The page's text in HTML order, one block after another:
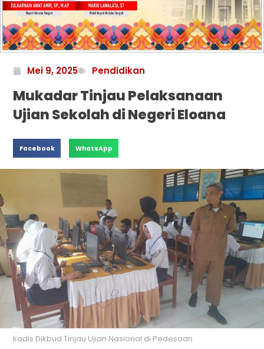
Mei 9, 2025 Pendidikan
Mukadar Tinjau Pelaksanaan
Ujian Sekolah di Negeri Eloana
Facebook WhatsApp
kadis Dikbud Tinjau Ujian Nasional di Pedesaan